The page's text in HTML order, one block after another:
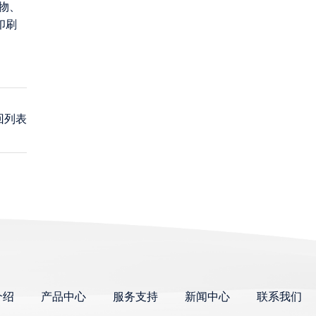
、
刷
列表
绍 产品中心 服务支持 新闻中心 联系我们